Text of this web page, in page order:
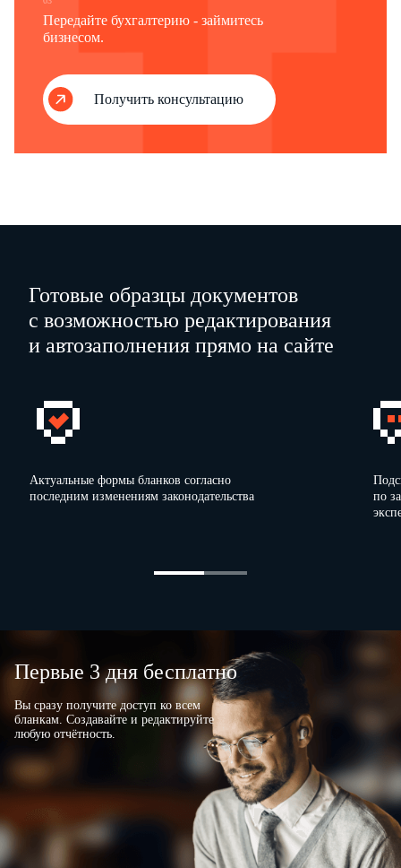
Передайте бухгалтерию - займитесь
бизнесом.
Получить консультацию
Готовые образцы документов
с возможностью редактирования
и автозаполнения прямо на сайте
Актуальные формы бланков согласно
последним изменениям законодательства
по
Первые 3 дня бесплатно
Вы сразу получите доступ ко всем
бланкам. Создавайте и редактируйте
любую отчётность.